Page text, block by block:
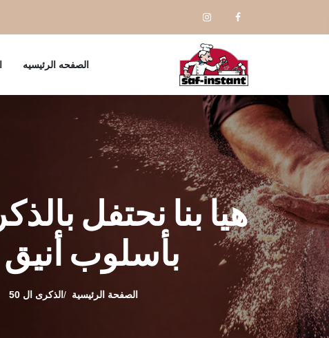
الصفحه الرئيسيه
بأسلوب
الصفحة الرئيسية الذكرى ال 50